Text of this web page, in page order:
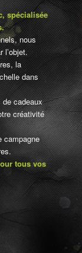
spécialisée
nous
l’objet.
la
dans
de cadeaux
créativité
campagne
tous vos